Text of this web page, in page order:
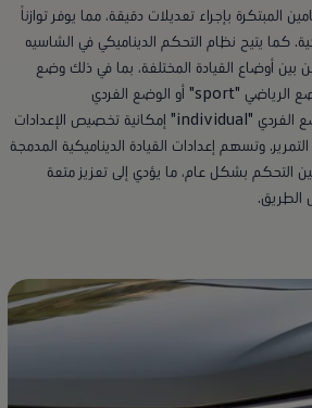
المبتكرة بإجراء تعديلات دقيقة، مما يوفر توازناً
كما يتيح نظام التحكم الديناميكي في الشاسيه
بين أوضاع القيادة المختلفة، بما في ذلك وضع
الراحة "comfort" أو الوضع الرياضي "sport" أو الوضع الفردي
"individual". ويوفر الوضع الفردي "individual" إمكانية تخصيص الإعدادات
وتسهم إعدادات القيادة الديناميكية المدمجة
التحكم بشكل عام، ما يؤدي إلى تعزيز متعة
الطريق.